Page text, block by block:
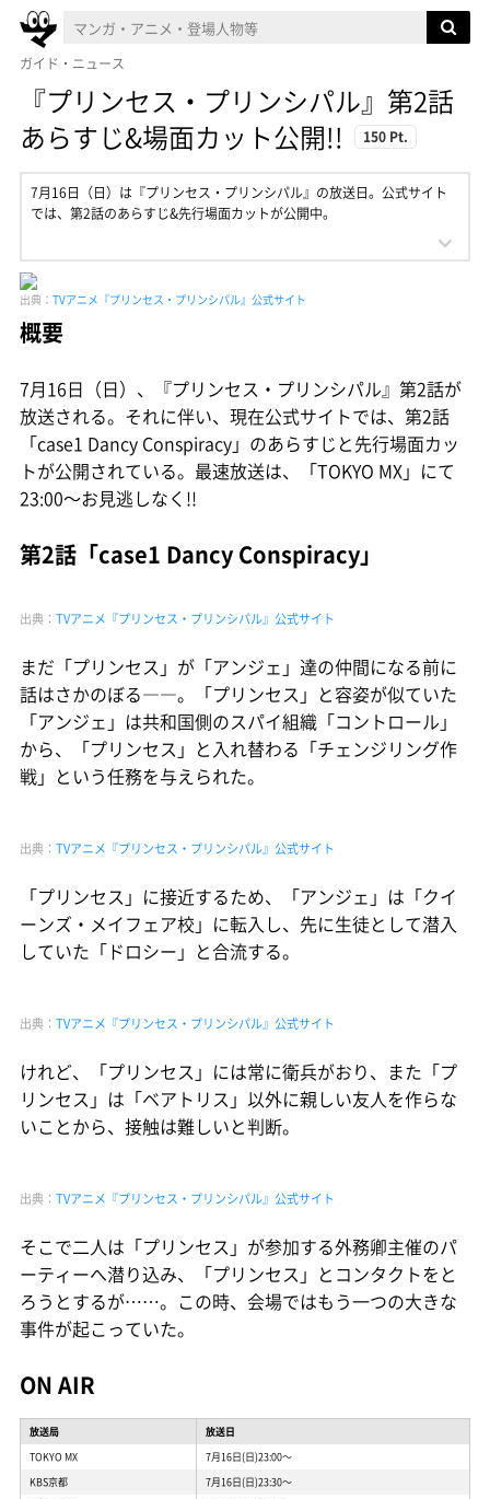
ガイド・ニュース
『プリンセス・プリンシパル』第2話
あらすじ&場面カット公開!!
150 Pt.
7月16日（日）は『プリンセス・プリンシパル』の放送日。公式サイト
では、第2話のあらすじ&先行場面カットが公開中。
出典： TVアニメ『プリンセス・プリンシパル』公式サイト
概要
7月16日（日）、『プリンセス・プリンシパル』第2話が
放送される。それに伴い、現在公式サイトでは、第2話
「case1 Dancy Conspiracy」のあらすじと先行場面カッ
トが公開されている。最速放送は、「TOKYO MX」にて
23:00〜お見逃しなく!!
第2話「case1 Dancy Conspiracy」
出典： TVアニメ『プリンセス・プリンシパル』公式サイト
まだ「プリンセス」が「アンジェ」達の仲間になる前に
話はさかのぼる――。「プリンセス」と容姿が似ていた
「アンジェ」は共和国側のスパイ組織「コントロール」
から、「プリンセス」と入れ替わる「チェンジリング作
戦」という任務を与えられた。
出典： TVアニメ『プリンセス・プリンシパル』公式サイト
「プリンセス」に接近するため、「アンジェ」は「クイ
ーンズ・メイフェア校」に転入し、先に生徒として潜入
していた「ドロシー」と合流する。
出典： TVアニメ『プリンセス・プリンシパル』公式サイト
けれど、「プリンセス」には常に衛兵がおり、また「プ
リンセス」は「ベアトリス」以外に親しい友人を作らな
いことから、接触は難しいと判断。
出典： TVアニメ『プリンセス・プリンシパル』公式サイト
そこで二人は「プリンセス」が参加する外務卿主催のパ
ーティーへ潜り込み、「プリンセス」とコンタクトをと
ろうとするが……。この時、会場ではもう一つの大きな
事件が起こっていた。
ON AIR
放送局
放送日
TOKYO MX
7月16日(日)23:00〜
KBS京都
7月16日(日)23:30〜